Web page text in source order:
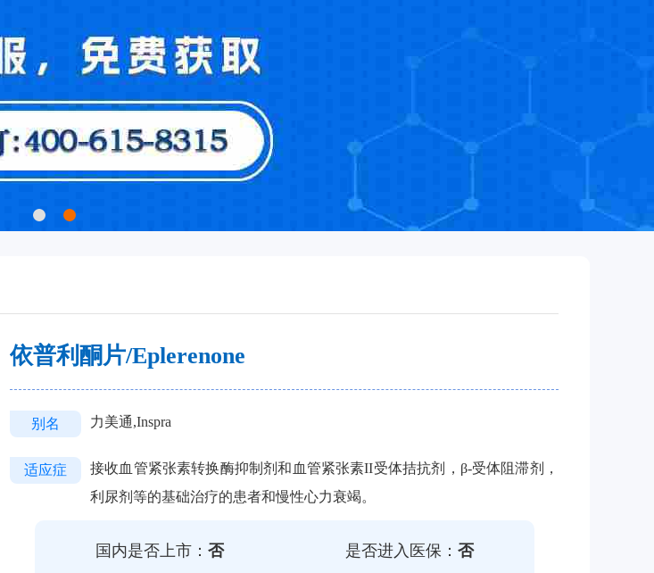
依普利酮片/Eplerenone
别名 力美通,Inspra
适应症
接收血管紧张素转换酶抑制剂和血管紧张素II受体拮抗剂，β-受体阻滞剂，
利尿剂等的基础治疗的患者和慢性心力衰竭。
国内是否上市： 否 是否进入医保： 否